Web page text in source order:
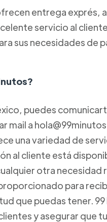
entrega exprés,
servicio al
sus necesidades de
puedes
mail a
una variedad de
al cliente está
otra necesidad
para
que puedas tener.
y asegurar que